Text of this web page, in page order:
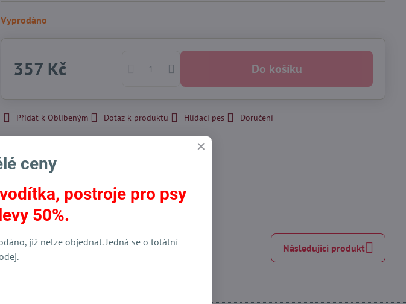
Vyprodáno
357 Kč Do košíku
Přidat k Oblíbeným Dotaz k produktu Hlídací pes Doručení
Výrobce:
RedditLinkedIn
Následující produkt
ceny
postroje pro psy
50%.
již nelze objednat. Jedná se o totální